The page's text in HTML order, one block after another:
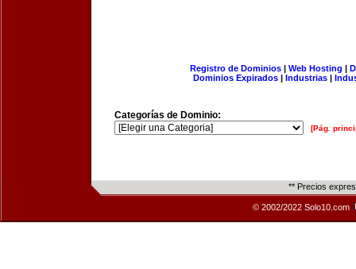
Registro de Dominios| Web Hosting |
Dominios Expirados | Industrias |
Categorías de Dominio:
[Pág.
** Precios
© 2002/2022 Solo10.com